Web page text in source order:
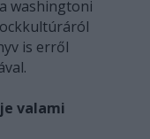
washingtoni
is erről
valami